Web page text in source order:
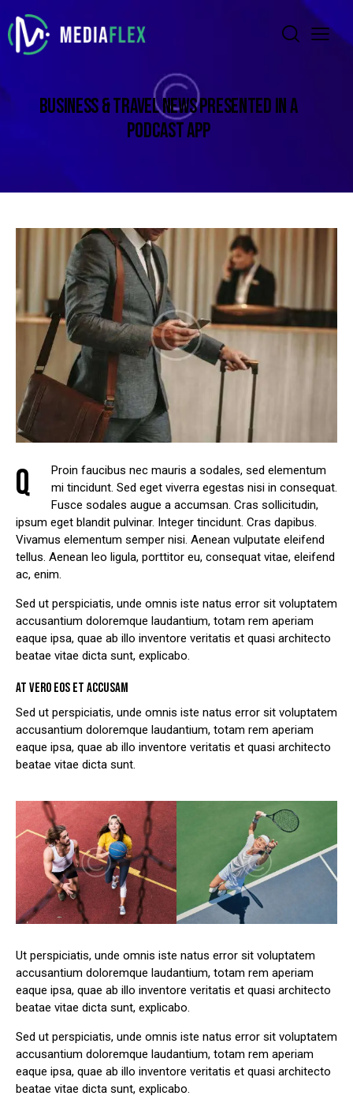
BUSINESS & TRAVEL NEWS PRESENTED IN A
PODCAST APP
Q
Proin faucibus nec mauris a sodales, sed elementum
mi tincidunt. Sed eget viverra egestas nisi in consequat.
Fusce sodales augue a accumsan. Cras sollicitudin,
ipsum eget blandit pulvinar. Integer tincidunt. Cras dapibus.
Vivamus elementum semper nisi. Aenean vulputate eleifend
tellus. Aenean leo ligula, porttitor eu, consequat vitae, eleifend
ac, enim.
Sed ut perspiciatis, unde omnis iste natus error sit voluptatem
accusantium doloremque laudantium, totam rem aperiam
eaque ipsa, quae ab illo inventore veritatis et quasi architecto
beatae vitae dicta sunt, explicabo.
AT VERO EOS ET ACCUSAM
Sed ut perspiciatis, unde omnis iste natus error sit voluptatem
accusantium doloremque laudantium, totam rem aperiam
eaque ipsa, quae ab illo inventore veritatis et quasi architecto
beatae vitae dicta sunt.
Ut perspiciatis, unde omnis iste natus error sit voluptatem
accusantium doloremque laudantium, totam rem aperiam
eaque ipsa, quae ab illo inventore veritatis et quasi architecto
beatae vitae dicta sunt, explicabo.
Sed ut perspiciatis, unde omnis iste natus error sit voluptatem
accusantium doloremque laudantium, totam rem aperiam
eaque ipsa, quae ab illo inventore veritatis et quasi architecto
beatae vitae dicta sunt, explicabo.